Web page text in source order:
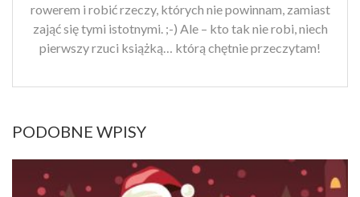
rowerem i robić rzeczy, których nie powinnam, zamiast
zająć się tymi istotnymi. ;-) Ale – kto tak nie robi, niech
pierwszy rzuci książką… którą chętnie przeczytam!
PODOBNE WPISY